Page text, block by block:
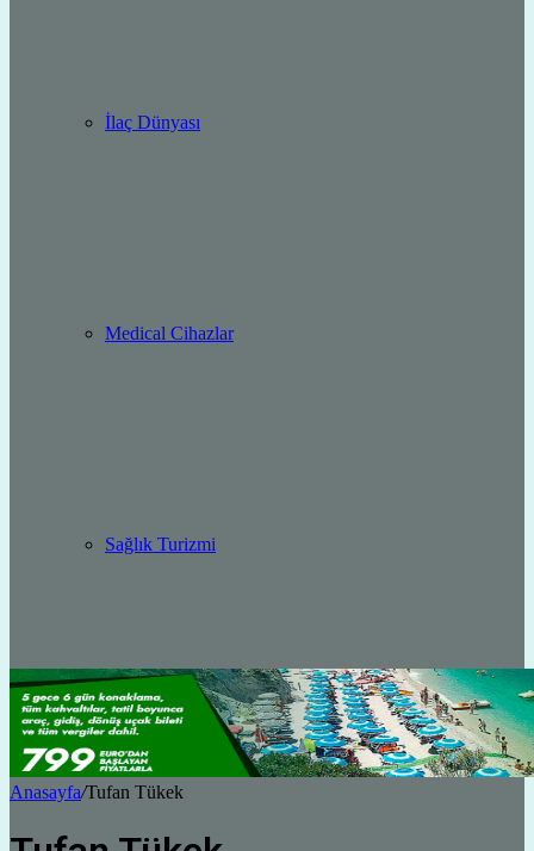
İlaç Dünyası
Medical Cihazlar
Sağlık Turizmi
Anasayfa/Tufan Tükek